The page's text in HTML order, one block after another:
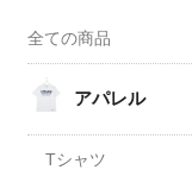
全ての商品
アパレル
Tシャツ